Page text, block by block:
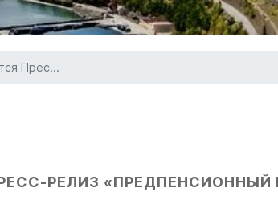
Прес...
РЕЛИЗ «ПРЕДПЕНСИОННЫЙ